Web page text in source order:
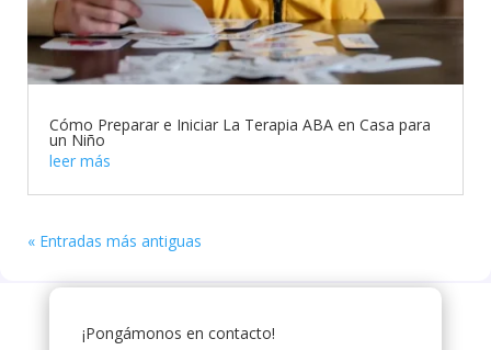
Cómo Preparar e Iniciar La Terapia ABA en Casa para
un Niño
leer más
« Entradas más antiguas
¡Pongámonos en contacto!